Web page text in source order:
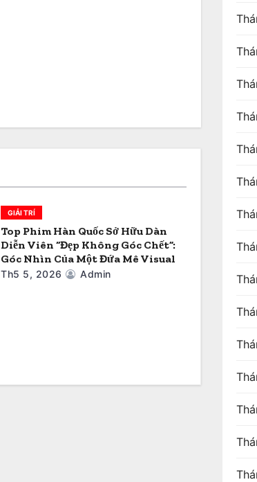
GIẢI TRÍ
Top Phim Hàn Quốc Sở Hữu Dàn
Diễn Viên “Đẹp Không Góc Chết”:
Góc Nhìn Của Một Đứa Mê Visual
Th5 5, 2026 Admin